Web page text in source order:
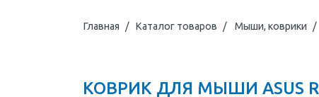
Главная Каталог товаров Мыши, коврики
КОВРИК ДЛЯ МЫШИ ASUS